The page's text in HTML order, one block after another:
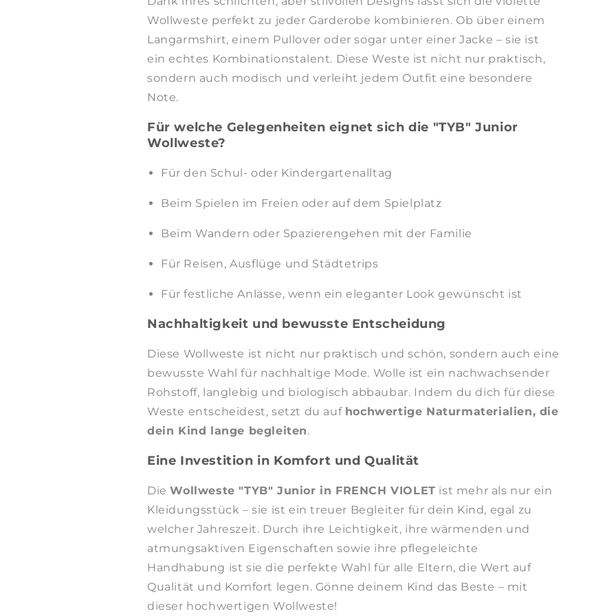
Wollweste perfekt zu jeder Garderobe kombinieren. Ob über einem
Langarmshirt, einem Pullover oder sogar unter einer Jacke – sie ist
ein echtes Kombinationstalent. Diese Weste ist nicht nur praktisch,
sondern auch modisch und verleiht jedem Outfit eine besondere
Note.
Für welche Gelegenheiten eignet sich die "TYB" Junior
Wollweste?
Für den Schul- oder Kindergartenalltag
Beim Spielen im Freien oder auf dem Spielplatz
Beim Wandern oder Spazierengehen mit der Familie
Für Reisen, Ausflüge und Städtetrips
Für festliche Anlässe, wenn ein eleganter Look gewünscht ist
Nachhaltigkeit und bewusste Entscheidung
Diese Wollweste ist nicht nur praktisch und schön, sondern auch eine
bewusste Wahl für nachhaltige Mode. Wolle ist ein nachwachsender
Rohstoff, langlebig und biologisch abbaubar. Indem du dich für diese
Weste entscheidest, setzt du auf hochwertige Naturmaterialien, die
dein Kind lange begleiten.
Eine Investition in Komfort und Qualität
DieWollweste "TYB" Junior in FRENCH VIOLET ist mehr als nur ein
Kleidungsstück – sie ist ein treuer Begleiter für dein Kind, egal zu
welcher Jahreszeit. Durch ihre Leichtigkeit, ihre wärmenden und
atmungsaktiven Eigenschaften sowie ihre pflegeleichte
Handhabung ist sie die perfekte Wahl für alle Eltern, die Wert auf
Qualität und Komfort legen. Gönne deinem Kind das Beste – mit
dieser hochwertigen Wollweste!